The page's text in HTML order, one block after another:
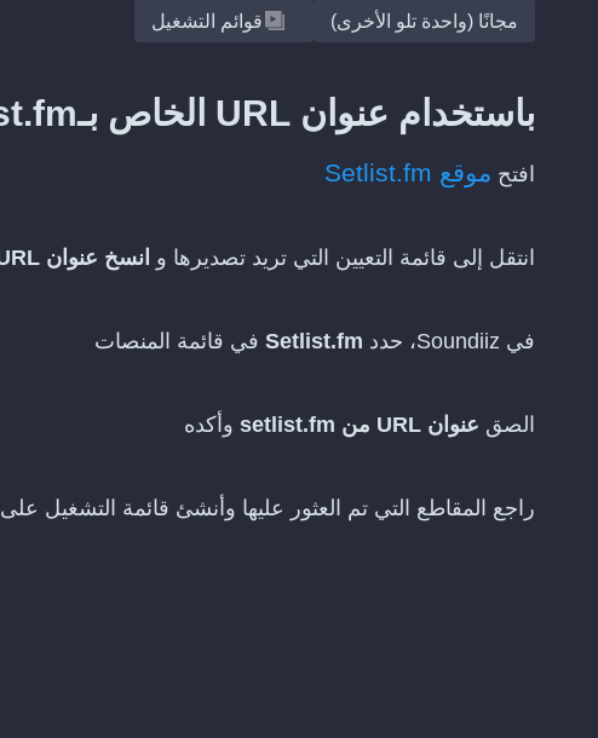
مجانًا (واحدة تلو الأخرى) قوائم التشغيل
باستخدام عنوان URL الخاص بـSetlist.fm
افتح موقع Setlist.fm
انتقل إلى قائمة التعيين التي تريد تصديرها و انسخ عنوان URL
في Soundiiz، حدد Setlist.fm في قائمة المنصات
الصق عنوان URL من setlist.fm وأكده
راجع المقاطع التي تم العثور عليها وأنشئ قائمة التشغيل على